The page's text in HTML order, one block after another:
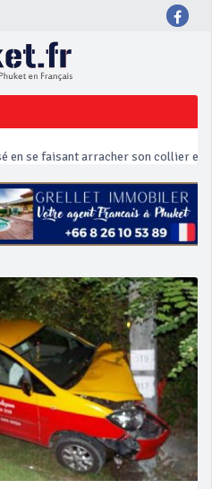
pendant Songkran
‘Seven Days of Danger’ de